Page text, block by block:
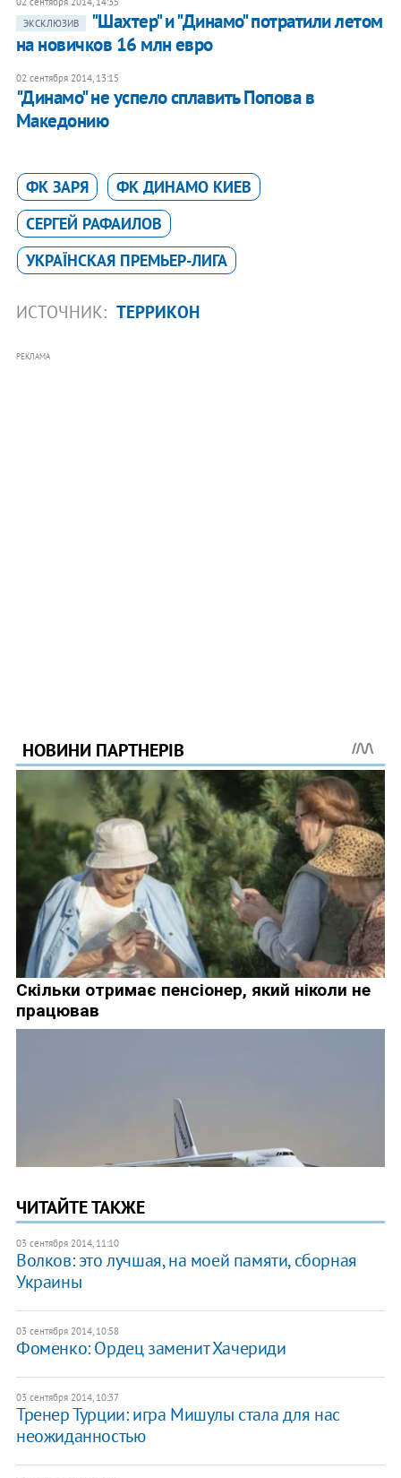
ЭКСКЛЮЗИВ
"Шахтер" и "Динамо" потратили летом
на новичков 16 млн евро
02 сентября 2014, 13:15
"Динамо" не успело сплавить Попова в
Македонию
ФК ЗАРЯ
ФК ДИНАМО КИЕВ
СЕРГЕЙ РАФАИЛОВ
УКРАЇНСКАЯ ПРЕМЬЕР-ЛИГА
ИСТОЧНИК: ТЕРРИКОН
РЕКЛАМА
ЧИТАЙТЕ ТАКЖЕ
03 сентября 2014, 11:10
Волков: это лучшая, на моей памяти, сборная
Украины
03 сентября 2014, 10:58
Фоменко: Ордец заменит Хачериди
03 сентября 2014, 10:37
Тренер Турции: игра Мишулы стала для нас
неожиданностью